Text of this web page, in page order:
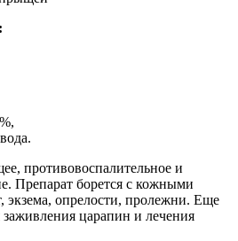
:
противовоспалительное и
Препарат борется с кожными
экзема, опрелости, пролежни. Еще
заживления царапин и лечения